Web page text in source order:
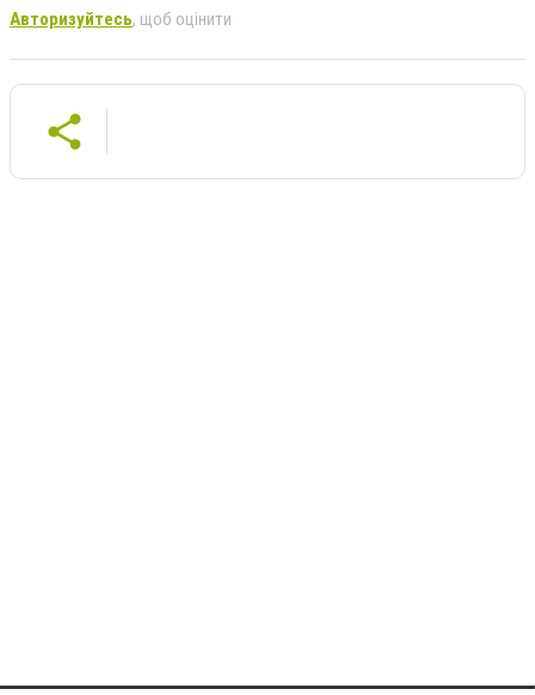
Авторизуйтесь, щоб оцінити